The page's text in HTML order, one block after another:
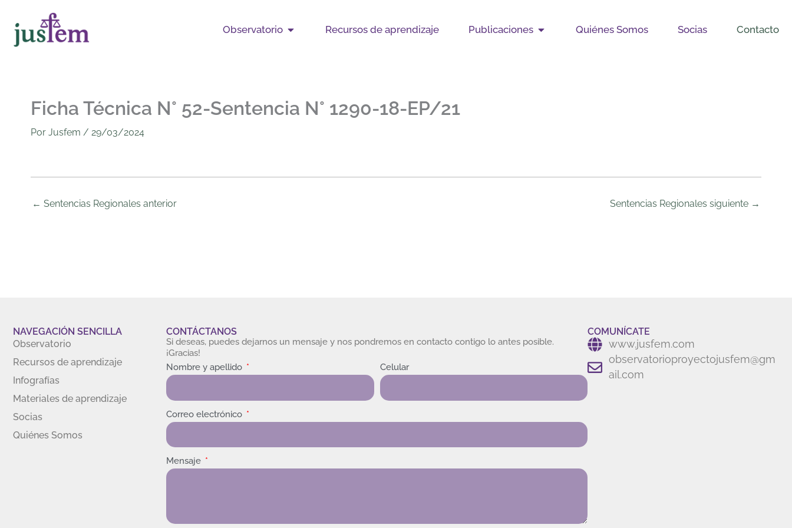
contenido
Observatorio Open Observatorio
Recursos de aprendizaje Publicaciones Open Publicaciones
Quiénes Somos Socias Contacto
Ficha Técnica N° 52-Sentencia N° 1290-18-EP/21
Por Jusfem / 29/03/2024
← Sentencias Regionales anterior Sentencias Regionales siguiente →
NAVEGACIÓN SENCILLA
Observatorio
Recursos de aprendizaje
Infografías
Materiales de aprendizaje
Socias
Quiénes Somos
CONTÁCTANOS
Si deseas, puedes dejarnos un mensaje y nos pondremos en contacto contigo lo antes posible.
¡Gracias!
Nombre y apellido
Celular
Correo electrónico
Mensaje
COMUNÍCATE
www.jusfem.com
observatorioproyectojusfem@gm
ail.com